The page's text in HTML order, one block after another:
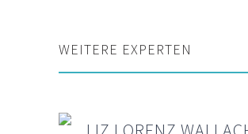
WEITERE EXPERTEN